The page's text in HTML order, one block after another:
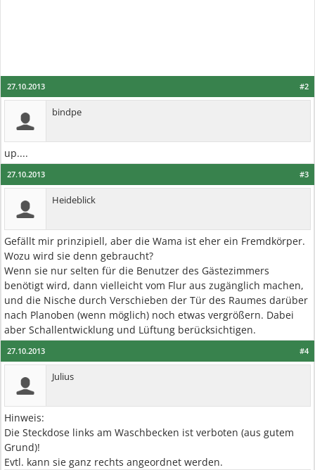
#2
27.10.2013
bindpe
up....
#3
27.10.2013
Heideblick
Gefällt mir prinzipiell, aber die Wama ist eher ein Fremdkörper.
Wozu wird sie denn gebraucht?
Wenn sie nur selten für die Benutzer des Gästezimmers
benötigt wird, dann vielleicht vom Flur aus zugänglich machen,
und die Nische durch Verschieben der Tür des Raumes darüber
nach Planoben (wenn möglich) noch etwas vergrößern. Dabei
aber Schallentwicklung und Lüftung berücksichtigen.
#4
27.10.2013
Julius
Hinweis:
Die Steckdose links am Waschbecken ist verboten (aus gutem
Grund)!
Evtl. kann sie ganz rechts angeordnet werden.